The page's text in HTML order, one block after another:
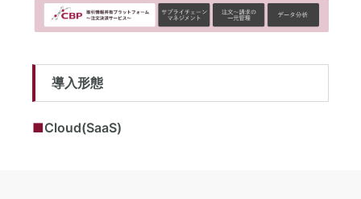
導入形態
■Cloud(SaaS)